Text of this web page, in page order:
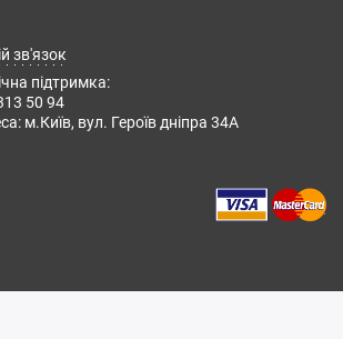
зв'язок
підтримка:
50 94
м.Київ, вул. Героїв дніпра 34А